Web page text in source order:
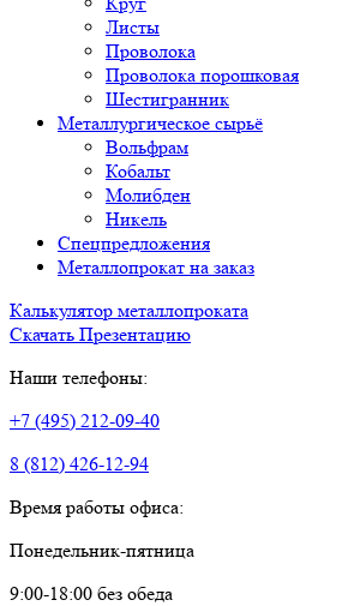
Листы
Проволока
Проволока порошковая
Шестигранник
Металлургическое сырьё
Вольфрам
Кобальт
Молибден
Никель
Спецпредложения
Металлопрокат на заказ
Калькулятор металлопроката
Скачать Презентацию
Наши телефоны:
+7 (495) 212-09-40
8 (812) 426-12-94
Время работы офиса:
Понедельник-пятница
9:00-18:00 без обеда